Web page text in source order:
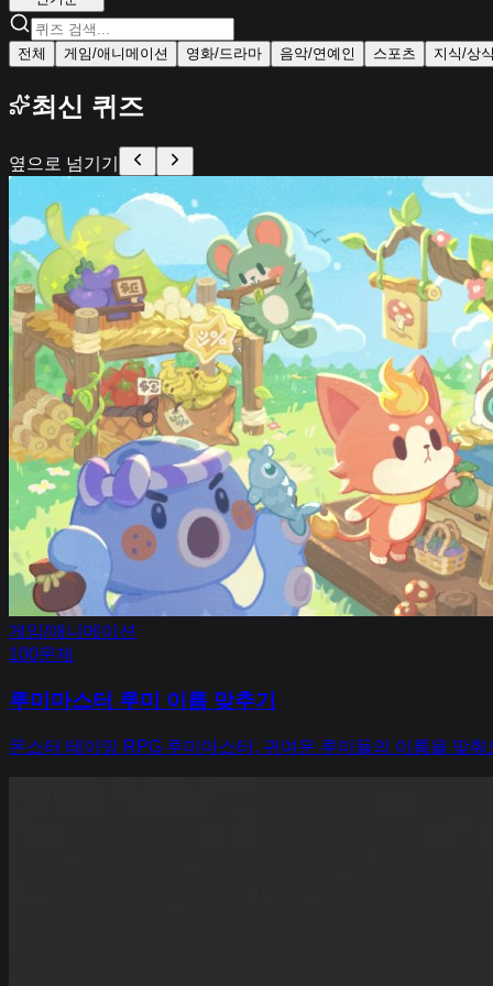
전체 게임/애니메이션 영화/드라마 음악/연예인 스포츠 지식/상
최신 퀴즈
옆으로 넘기기
게임/애니메이션
100문제
루미마스터 루미 이름 맞추기
몬스터 테이밍 RPG 루미마스터, 귀여운 루미들의 이름을 맞춰